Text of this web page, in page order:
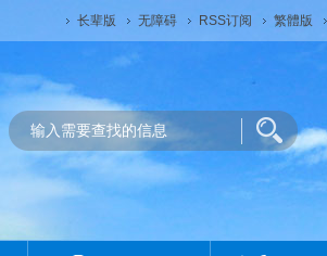
长辈版 无障碍 RSS订阅 繁體版